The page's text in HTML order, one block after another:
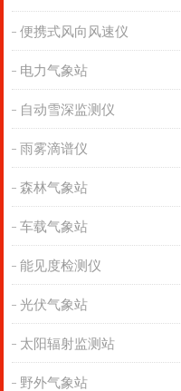
便携式风向风速仪
电力气象站
自动雪深监测仪
雨雾滴谱仪
森林气象站
车载气象站
能见度检测仪
光伏气象站
太阳辐射监测站
野外气象站